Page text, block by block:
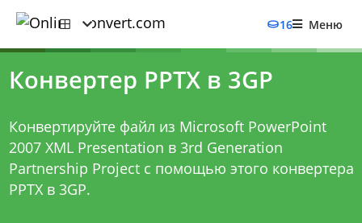
16 Меню
Конвертер PPTX в 3GP
Конвертируйте файл из Microsoft PowerPoint
2007 XML Presentation в 3rd Generation
Partnership Project с помощью этого конвертера
PPTX в 3GP.